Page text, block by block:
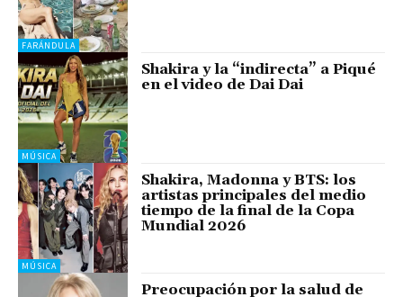
FARÁNDULA
MÚSICA
Shakira y la “indirecta” a Piqué
en el video de Dai Dai
MÚSICA
Shakira, Madonna y BTS: los
artistas principales del medio
tiempo de la final de la Copa
Mundial 2026
Preocupación por la salud de